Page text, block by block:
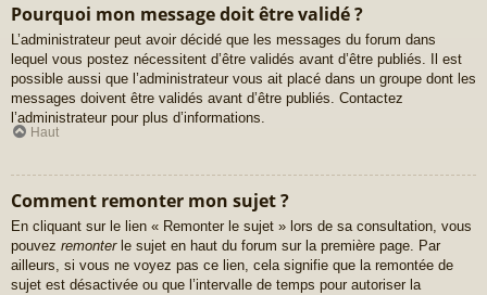
Pourquoi mon message doit être validé ?
L’administrateur peut avoir décidé que les messages du forum dans
lequel vous postez nécessitent d’être validés avant d’être publiés. Il est
possible aussi que l’administrateur vous ait placé dans un groupe dont les
messages doivent être validés avant d’être publiés. Contactez
l’administrateur pour plus d’informations.
Haut
Comment remonter mon sujet ?
En cliquant sur le lien « Remonter le sujet » lors de sa consultation, vous
pouvez remonterle sujet en haut du forum sur la première page. Par
ailleurs, si vous ne voyez pas ce lien, cela signifie que la remontée de
sujet est désactivée ou que l’intervalle de temps pour autoriser la